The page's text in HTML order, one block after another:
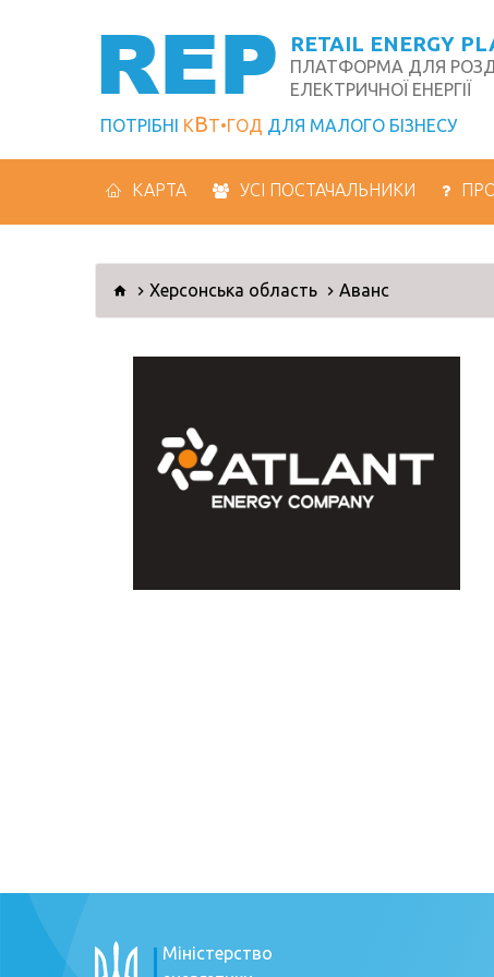
REP RETAIL ENERGY
ПЛАТФОРМА ДЛЯ
ЕЛЕКТРИЧНОЇ ЕНЕРГІЇ
ПОТРІБНІ КВТ ГОД ДЛЯ МАЛОГО БІЗНЕСУ
КАРТА УСІ ПОСТАЧАЛЬНИКИ
Херсонська область Аванс
Міністерство